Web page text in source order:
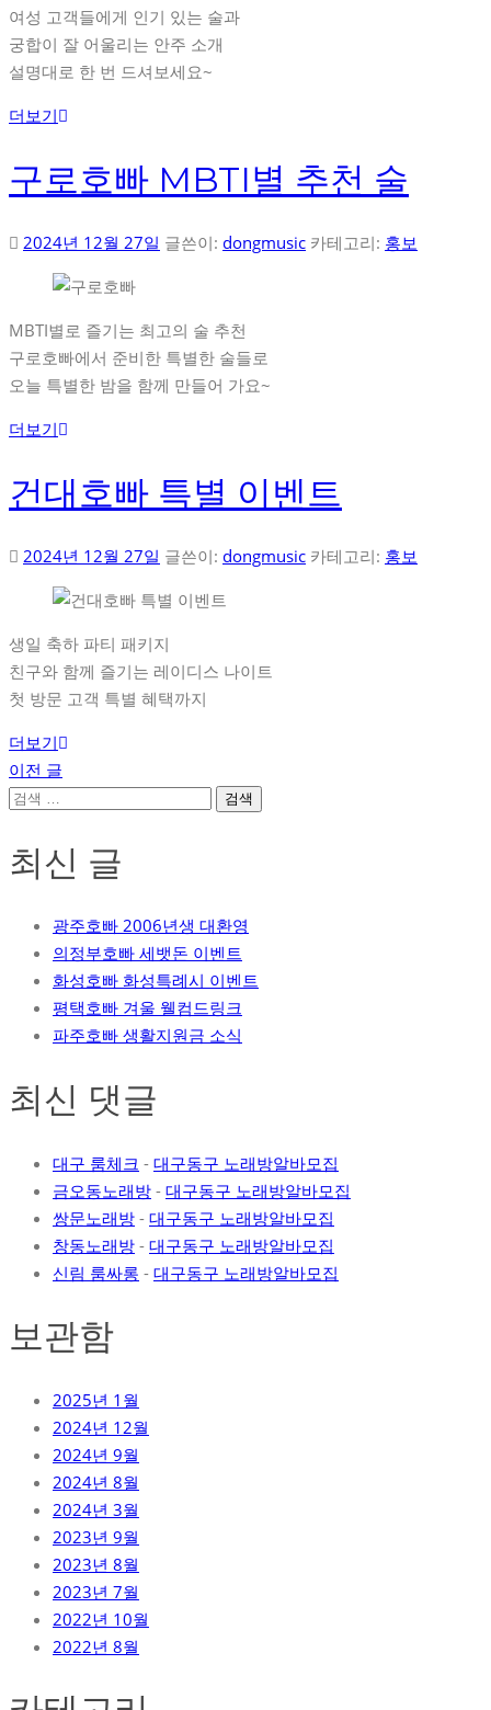
여성 고객들에게 인기 있는 술과
궁합이 잘 어울리는 안주 소개
설명대로 한 번 드셔보세요~
더보기
구로호빠 MBTI별 추천 술
2024년 12월 27일 글쓴이: dongmusic 카테고리: 홍보
MBTI별로 즐기는 최고의 술 추천
구로호빠에서 준비한 특별한 술들로
오늘 특별한 밤을 함께 만들어 가요~
더보기
건대호빠 특별 이벤트
2024년 12월 27일 글쓴이: dongmusic 카테고리: 홍보
생일 축하 파티 패키지
친구와 함께 즐기는 레이디스 나이트
첫 방문 고객 특별 혜택까지
더보기
글
탐
색
이전 글
검
최신 글
광주호빠 2006년생 대환영
의정부호빠 세뱃돈 이벤트
화성호빠 화성특례시 이벤트
평택호빠 겨울 웰컴드링크
파주호빠 생활지원금 소식
최신 댓글
대구 룸체크 - 대구동구 노래방알바모집
금오동노래방 - 대구동구 노래방알바모집
쌍문노래방 - 대구동구 노래방알바모집
창동노래방 - 대구동구 노래방알바모집
신림 룸싸롱 - 대구동구 노래방알바모집
보관함
2025년 1월
2024년 12월
2024년 9월
2024년 8월
2024년 3월
2023년 9월
2023년 8월
2023년 7월
2022년 10월
2022년 8월